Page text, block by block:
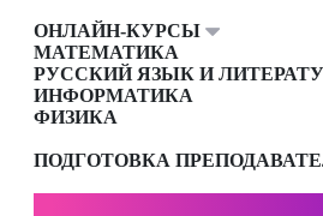
ОНЛАЙН-КУРСЫ
МАТЕМАТИКА
РУССКИЙ ЯЗЫК И
ИНФОРМАТИКА
ФИЗИКА
ПОДГОТОВКА